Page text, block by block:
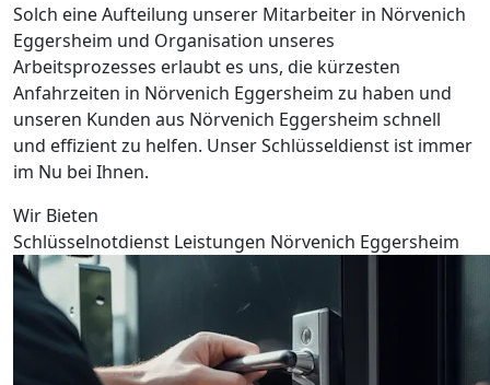
Solch eine Aufteilung unserer Mitarbeiter in Nörvenich
Eggersheim und Organisation unseres
Arbeitsprozesses erlaubt es uns, die kürzesten
Anfahrzeiten in Nörvenich Eggersheim zu haben und
unseren Kunden aus Nörvenich Eggersheim schnell
und effizient zu helfen. Unser Schlüsseldienst ist immer
im Nu bei Ihnen.
Wir Bieten
Schlüsselnotdienst Leistungen Nörvenich Eggersheim